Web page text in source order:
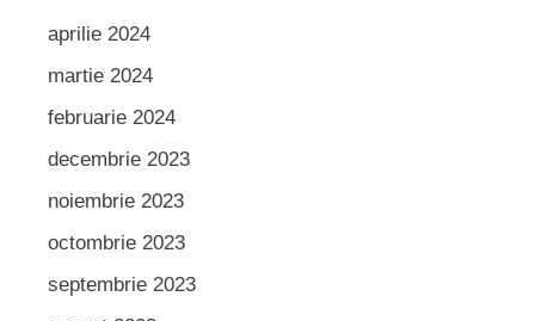
aprilie 2024
martie 2024
februarie 2024
decembrie 2023
noiembrie 2023
octombrie 2023
septembrie 2023